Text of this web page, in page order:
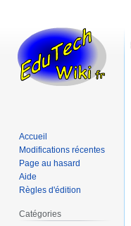
Accueil
Modifications récentes
Page au hasard
Aide
Règles d'édition
Catégories